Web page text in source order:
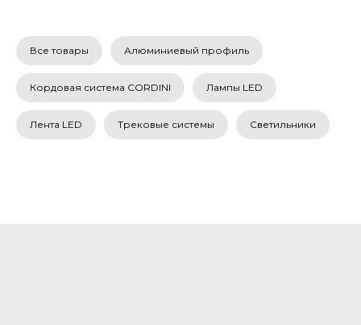
Все товары Алюминиевый профиль
Кордовая система CORDINI Лампы LED
Лента LED Трековые системы Светильники